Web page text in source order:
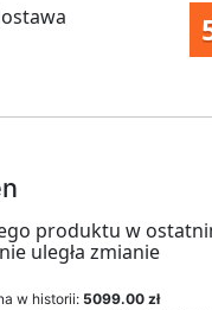
produktu w
uległa zmianie
w historii: 5099.00 zł